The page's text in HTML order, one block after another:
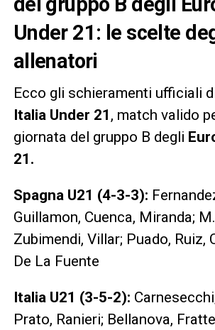
Under 21: le scelte
allenatori
Ecco gli schieramenti ufficiali
Italia Under 21 , match valido
giornata del gruppo B degli
21.
Spagna U21 (4-3-3):
Guillamon, Cuenca, Miranda;
Zubimendi, Villar; Puado, Ruiz,
De La Fuente
Italia U21 (3-5-2):
Prato, Ranieri; Bellanova,